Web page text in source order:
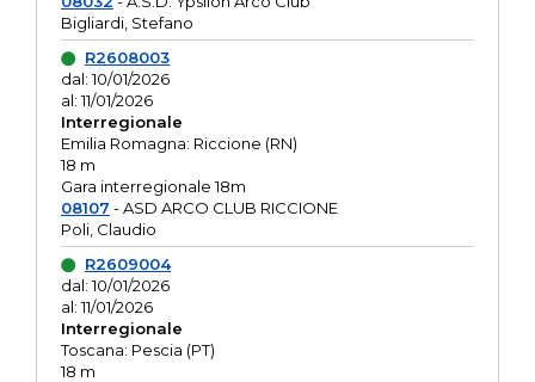
Bigliardi, Stefano
R2608003
dal: 10/01/2026
al: 11/01/2026
Interregionale
Emilia Romagna: Riccione (RN)
18 m
Gara interregionale 18m
08107 - ASD ARCO CLUB RICCIONE
Poli, Claudio
R2609004
dal: 10/01/2026
al: 11/01/2026
Interregionale
Toscana: Pescia (PT)
18 m